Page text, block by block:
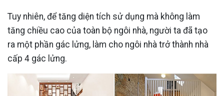
Tuy nhiên, để tăng diện tích sử dụng mà không làm
tăng chiều cao của toàn bộ ngôi nhà, người ta đã tạo
ra một phần gác lửng, làm cho ngôi nhà trở thành nhà
cấp 4 gác lửng.